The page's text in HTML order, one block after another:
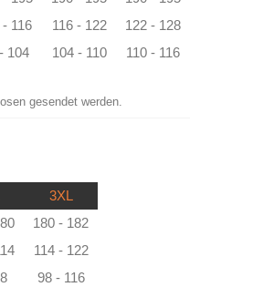
gesendet werden.
- 116 116 - 122
122 - 128
104 104 - 110 110 - 116
3XL
180 - 182
114 - 122
98 - 116